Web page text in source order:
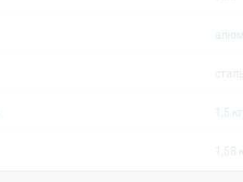
1,5 кг
1,58